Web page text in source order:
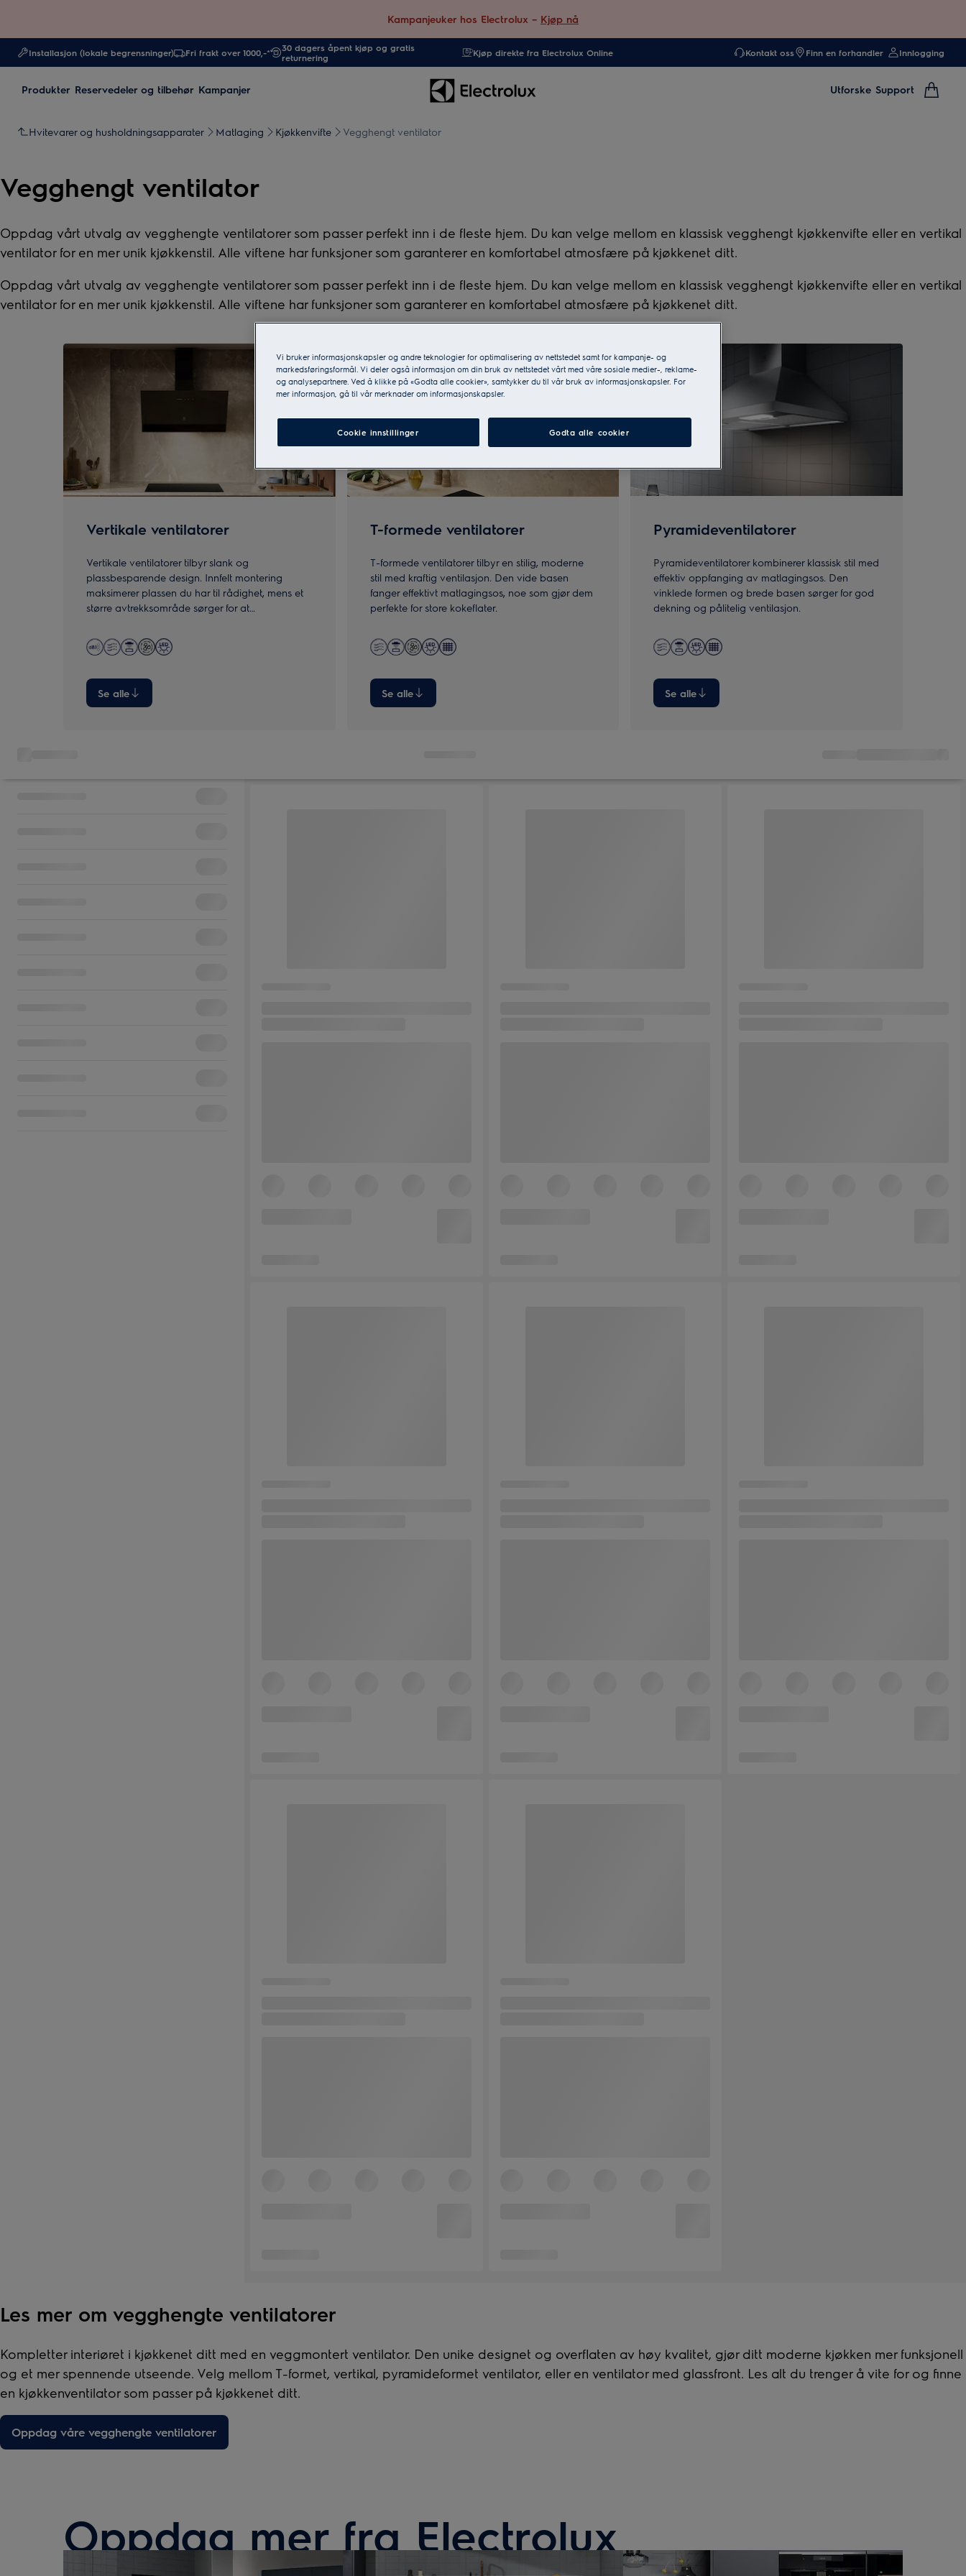
Kampanjeuker hos Electrolux – Kjøp nå
Installasjon (lokale begrensninger) Fri frakt over 1000,-*
30 dagers åpent kjøp og gratis
returnering
Kjøp direkte fra Electrolux Online Kontakt oss Finn en forhandler Innlogging
Produkter Reservedeler og tilbehør Kampanjer Utforske Support
Hvitevarer og husholdningsapparater Matlaging Kjøkkenvifte Vegghengt ventilator
Vegghengt ventilator
Oppdag vårt utvalg av vegghengte ventilatorer som passer perfekt inn i de fleste hjem. Du kan velge mellom en klassisk vegghengt kjøkkenvifte eller en vertikal
ventilator for en mer unik kjøkkenstil. Alle viftene har funksjoner som garanterer en komfortabel atmosfære på kjøkkenet ditt.
Oppdag vårt utvalg av vegghengte ventilatorer som passer perfekt inn i de fleste hjem. Du kan velge mellom en klassisk vegghengt kjøkkenvifte eller en vertikal
ventilator for en mer unik kjøkkenstil. Alle viftene har funksjoner som garanterer en komfortabel atmosfære på kjøkkenet ditt.
Vertikale ventilatorer
Vertikale ventilatorer tilbyr slank og
plassbesparende design. Innfelt montering
maksimerer plassen du har til rådighet, mens et
større avtrekksområde sørger for at
Se alle
T-formede ventilatorer
T-formede ventilatorer tilbyr en stilig, moderne
stil med kraftig ventilasjon. Den vide basen
fanger effektivt matlagingsos, noe som gjør dem
perfekte for store kokeflater.
Se alle
Pyramideventilatorer
Pyramideventilatorer kombinerer klassisk stil med
effektiv oppfanging av matlagingsos. Den
vinklede formen og brede basen sørger for god
dekning og pålitelig ventilasjon.
Se alle
Les mer om vegghengte ventilatorer
Kompletter interiøret i kjøkkenet ditt med en veggmontert ventilator. Den unike designet og overflaten av høy kvalitet, gjør ditt moderne kjøkken mer funksjonell
og et mer spennende utseende. Velg mellom T-formet, vertikal, pyramideformet ventilator, eller en ventilator med glassfront. Les alt du trenger å vite for og finne
en kjøkkenventilator som passer på kjøkkenet ditt.
Oppdag våre vegghengte ventilatorer
Oppdag mer fra Electrolux
Vi bruker informasjonskapsler og andre teknologier for optimalisering av nettstedet samt for kampanje- og
markedsføringsformål. Vi deler også informasjon om din bruk av nettstedet vårt med våre sosiale medier-, reklame-
og analysepartnere. Ved å klikke på «Godta alle cookier», samtykker du til vår bruk av informasjonskapsler. For
mer informasjon, gå til vår merknader om informasjonskapsler.
Cookie innstillinger Godta alle cookier